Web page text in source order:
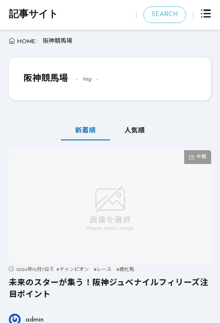
記事サイト SEARCH
HOME 阪神競馬場
阪神競馬場 tag
新着順 人気順
全般
2024年12月7日 #チャンピオン # レース #歳牝馬
未来のスターが集う！阪神ジュベナイルフィリーズ注
目ポイント
admin